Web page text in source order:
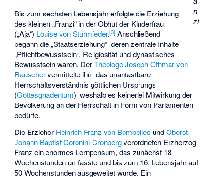
n
zi
Bis zum sechsten Lebensjahr erfolgte die Erziehung
des kleinen „Franzi“ in der Obhut der Kinderfrau
(„Aja“) Louise von Sturmfeder.[3] Anschließend
begann die „Staatserziehung“, deren zentrale Inhalte
„Pflichtbewusstsein“, Religiosität und dynastisches
Bewusstsein waren. DerTheologe Joseph Othmar von
Rauschervermittelte ihm das unantastbare
Herrschaftsverständnis göttlichen Ursprungs
(Gottesgnadentum), weshalb es keinerlei Mitwirkung der
Bevölkerung an der Herrschaft in Form von Parlamenten
bedürfe.
Die Erzieher Heinrich Franz von Bombelles undOberst
Johann Baptist Coronini-Cronbergverordneten Erzherzog
Franz ein enormes Lernpensum, das zunächst 18
Wochenstunden umfasste und bis zum 16. Lebensjahr auf
50 Wochenstunden ausgeweitet wurde. Ein